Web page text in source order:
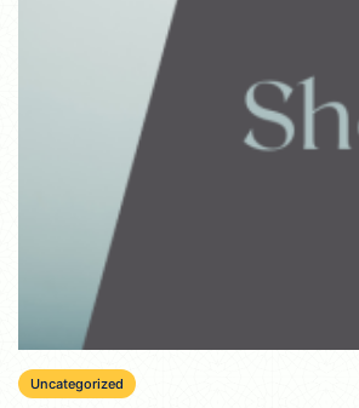
Uncategorized